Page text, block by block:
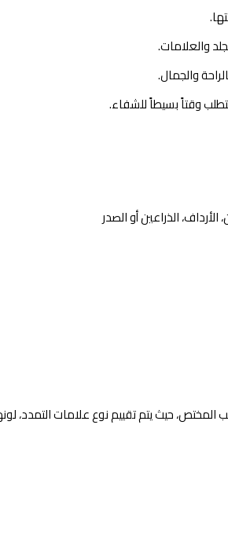
والعلامات.
والجمال.
وقتاً بسيطاً للشفاء.
الذراعين أو الصدر
حيث يتم تقييم نوع علامات التمدد،